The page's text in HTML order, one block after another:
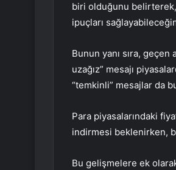
biri olduğunu belirterek,
ipuçları
Bunun yanı sıra, geçen
uzağız” mesajı
“temkinli” mesajlar da
Para piyasalarındaki
indirmesi beklenirken,
Bu gelişmelere ek